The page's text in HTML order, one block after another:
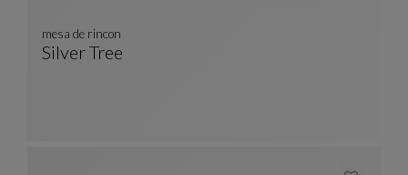
Silver Tree
mesa de rincon